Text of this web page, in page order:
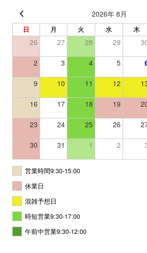
2026年 8月
日 月 火 水 木
26 27 28 29
2 3 4 5
9 10 11 12
16 17 18 19
23 24 25 26
30 31 1 2
営業時間9:30-15:00
休業日
混雑予想日
時短営業9:30-17:00
午前中営業9:30-12:00